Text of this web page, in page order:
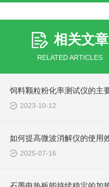
相关文章
RELATED ARTICLES
2023-10-12
2025-07-16